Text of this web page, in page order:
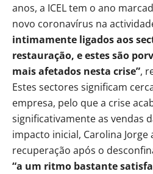
anos, a ICEL tem o ano
novo coronavírus na
intimamente ligados aos
restauração, e estes são
mais afetados nesta crise”,
Estes sectores significam
empresa, pelo que a crise
significativamente as vendas
impacto inicial, Carolina Jorge
recuperação após o
“a um ritmo bastante